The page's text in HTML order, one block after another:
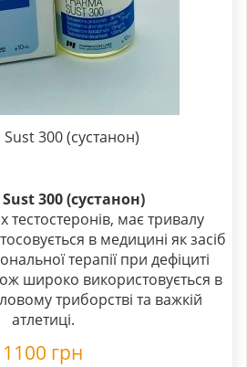
300 (сустанон)
300 (сустанон)
тестостеронів, має тривалу
в медицині як засіб
терапії при дефіциті
широко використовується в
триборстві та важкій
атлетиці.
1100 грн